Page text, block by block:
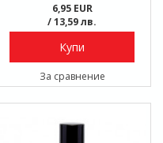
6,95 EUR
/ 13,59 лв.
Купи
За сравнение